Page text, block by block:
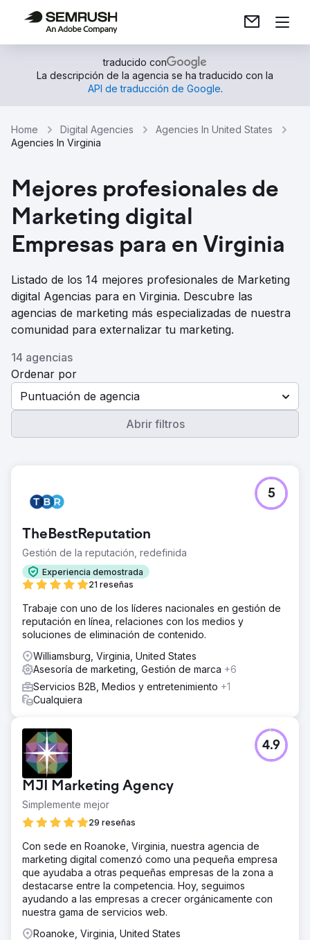
traducido con
La descripción de la agencia se ha traducido con la
API de traducción de Google.
Home Digital Agencies
Agencies In United States
Agencies In Virginia
Mejores profesionales de
Marketing digital
Empresas para en Virginia
Listado de los 14 mejores profesionales de Marketing
digital Agencias para en Virginia. Descubre las
agencias de marketing más especializadas de nuestra
comunidad para externalizar tu marketing.
14 agencias
Ordenar por
Puntuación de agencia
Abrir filtros
TheBestReputation
Gestión de la reputación, redefinida
Experiencia demostrada
21 reseñas
5
Trabaje con uno de los líderes nacionales en gestión de
reputación en línea, relaciones con los medios y
soluciones de eliminación de contenido.
Williamsburg, Virginia, United States
Asesoría de marketing, Gestión de marca +6
Servicios B2B, Medios y entretenimiento +1
Cualquiera
MJI Marketing Agency
Simplemente mejor
29 reseñas
4.9
Con sede en Roanoke, Virginia, nuestra agencia de
marketing digital comenzó como una pequeña empresa
que ayudaba a otras pequeñas empresas de la zona a
destacarse entre la competencia. Hoy, seguimos
ayudando a las empresas a crecer orgánicamente con
nuestra gama de servicios web.
Roanoke, Virginia, United States